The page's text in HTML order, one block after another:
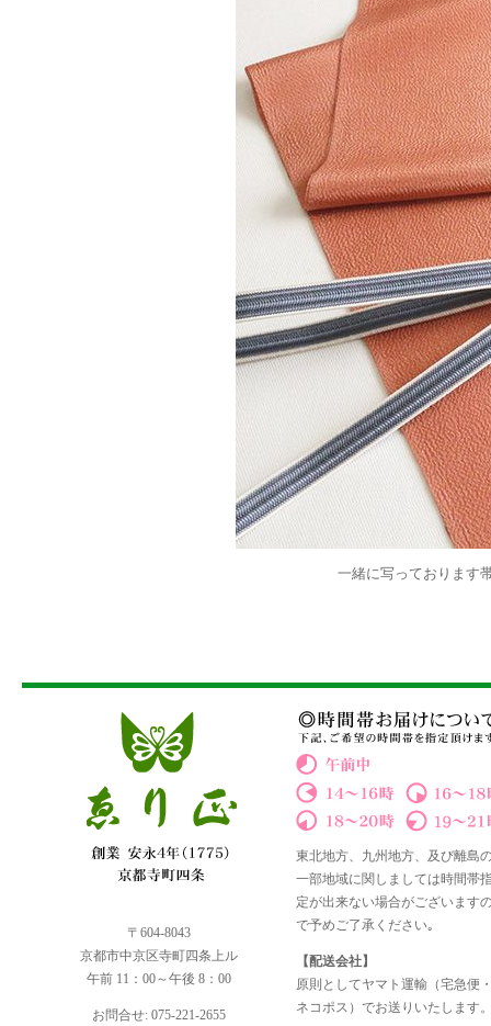
一緒に写っております
〒604-8043
京都市中京区寺町四条上ル
午前 11：00～午後 8：00
お問合せ: 075-221-2655
東北地方、九州地方、及び離島
一部地域に関しましては時間帯
定が出来ない場合がございます
で予めご了承ください｡
【配送会社】
原則としてヤマト運輸（宅急便
ネコポス）でお送りいたします